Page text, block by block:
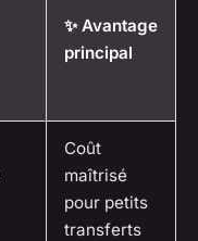
✨ Avantage
principal
Coût
maîtrisé
pour petits
transferts